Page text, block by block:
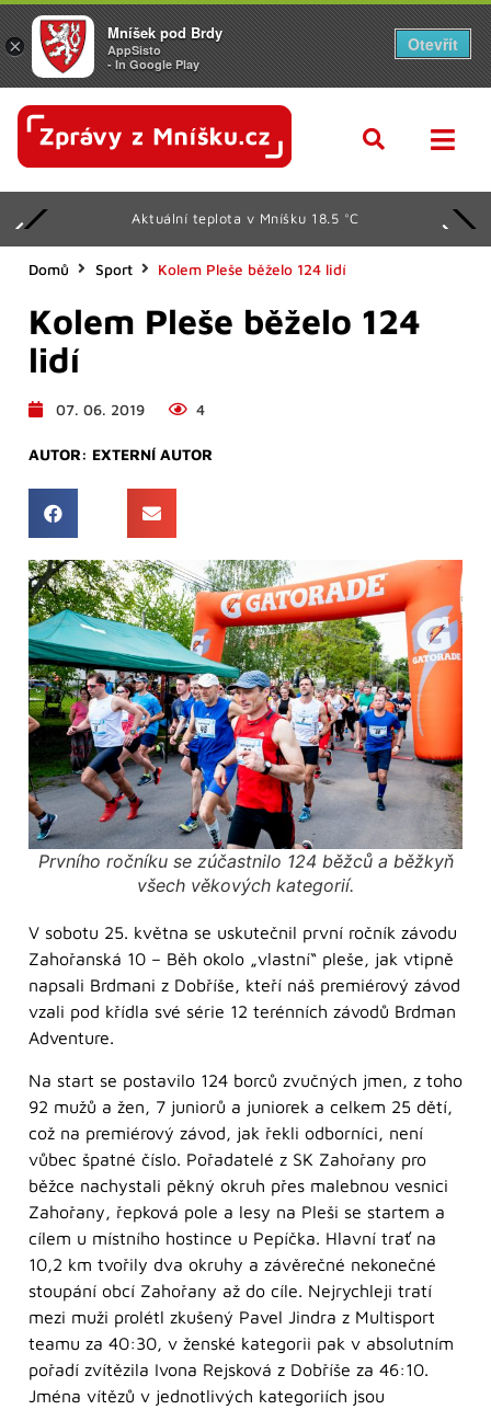
Aktuální teplota v Mníšku 18.5 °C
Domů Sport Kolem Pleše běželo 124 lidí
Kolem Pleše běželo 124
lidí
07. 06. 2019 4
AUTOR: EXTERNÍ AUTOR
Prvního ročníku se zúčastnilo 124 běžců a běžkyň
všech věkových kategorií.
V sobotu 25. května se uskutečnil první ročník závodu
Zahořanská 10 – Běh okolo „vlastní“ pleše, jak vtipně
napsali Brdmani z Dobříše, kteří náš premiérový závod
vzali pod křídla své série 12 terénních závodů Brdman
Adventure.
Na start se postavilo 124 borců zvučných jmen, z toho
92 mužů a žen, 7 juniorů a juniorek a celkem 25 dětí,
což na premiérový závod, jak řekli odborníci, není
vůbec špatné číslo. Pořadatelé z SK Zahořany pro
běžce nachystali pěkný okruh přes malebnou vesnici
Zahořany, řepková pole a lesy na Pleši se startem a
cílem u místního hostince u Pepíčka. Hlavní trať na
10,2 km tvořily dva okruhy a závěrečné nekonečné
stoupání obcí Zahořany až do cíle. Nejrychleji tratí
mezi muži prolétl zkušený Pavel Jindra z Multisport
teamu za 40:30, v ženské kategorii pak v absolutním
pořadí zvítězila Ivona Rejsková z Dobříše za 46:10.
Jména vítězů v jednotlivých kategoriích jsou
×
Mníšek pod Brdy
AppSisto
- In Google Play
Otevřít